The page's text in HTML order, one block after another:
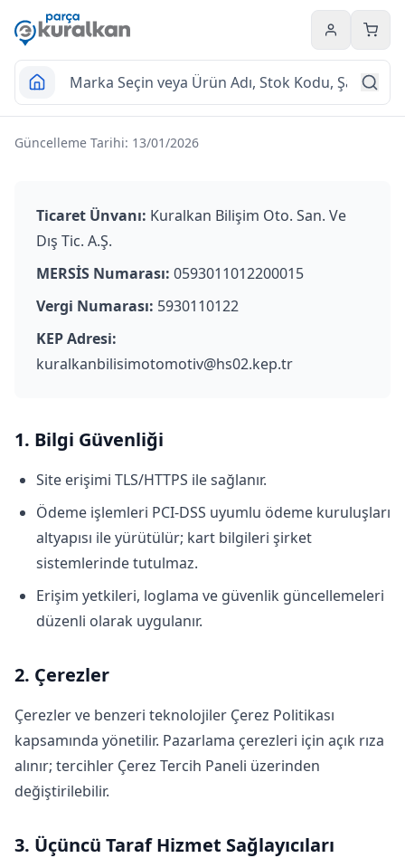
Hesabım
GİZLİLİK VE GÜVENLİK
Güncelleme Tarihi: 13/01/2026
Ticaret Ünvanı: Kuralkan Bilişim Oto. San. Ve
Dış Tic. A.Ş.
MERSİS Numarası: 0593011012200015
Vergi Numarası: 5930110122
KEP Adresi:
kuralkanbilisimotomotiv@hs02.kep.tr
1. Bilgi Güvenliği
Site erişimi TLS/HTTPS ile sağlanır.
Ödeme işlemleri PCI-DSS uyumlu ödeme kuruluşları
altyapısı ile yürütülür; kart bilgileri şirket
sistemlerinde tutulmaz.
Erişim yetkileri, loglama ve güvenlik güncellemeleri
düzenli olarak uygulanır.
2. Çerezler
Çerezler ve benzeri teknolojiler Çerez Politikası
kapsamında yönetilir. Pazarlama çerezleri için açık rıza
alınır; tercihler Çerez Tercih Paneli üzerinden
değiştirilebilir.
3. Üçüncü Taraf Hizmet Sağlayıcıları